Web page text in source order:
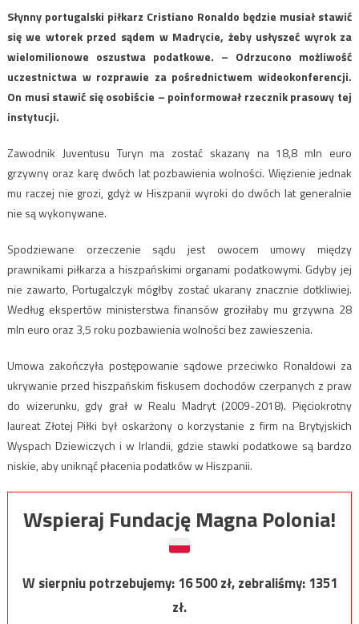
Słynny portugalski piłkarz Cristiano Ronaldo będzie musiał stawić
się we wtorek przed sądem w Madrycie, żeby usłyszeć wyrok za
wielomilionowe oszustwa podatkowe. – Odrzucono możliwość
uczestnictwa w rozprawie za pośrednictwem wideokonferencji.
On musi stawić się osobiście – poinformował rzecznik prasowy tej
instytucji.
Zawodnik Juventusu Turyn ma zostać skazany na 18,8 mln euro
grzywny oraz karę dwóch lat pozbawienia wolności. Więzienie jednak
mu raczej nie grozi, gdyż w Hiszpanii wyroki do dwóch lat generalnie
nie są wykonywane.
Spodziewane orzeczenie sądu jest owocem umowy między
prawnikami piłkarza a hiszpańskimi organami podatkowymi. Gdyby jej
nie zawarto, Portugalczyk mógłby zostać ukarany znacznie dotkliwiej.
Według ekspertów ministerstwa finansów groziłaby mu grzywna 28
mln euro oraz 3,5 roku pozbawienia wolności bez zawieszenia.
Umowa zakończyła postępowanie sądowe przeciwko Ronaldowi za
ukrywanie przed hiszpańskim fiskusem dochodów czerpanych z praw
do wizerunku, gdy grał w Realu Madryt (2009-2018). Pięciokrotny
laureat Złotej Piłki był oskarżony o korzystanie z firm na Brytyjskich
Wyspach Dziewiczych i w Irlandii, gdzie stawki podatkowe są bardzo
niskie, aby uniknąć płacenia podatków w Hiszpanii.
Wspieraj Fundację Magna Polonia!
W sierpniu potrzebujemy:16 500zł, zebraliśmy:1351
zł.